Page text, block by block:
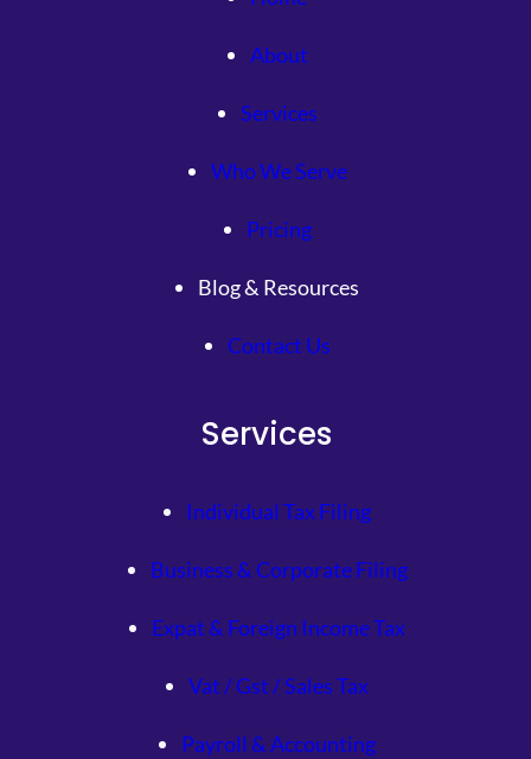
About
Services
Who We Serve
Pricing
Blog & Resources
Contact Us
Services
Individual Tax Filing
Business & Corporate Filing
Expat & Foreign Income Tax
Vat / Gst / Sales Tax
Payroll & Accounting